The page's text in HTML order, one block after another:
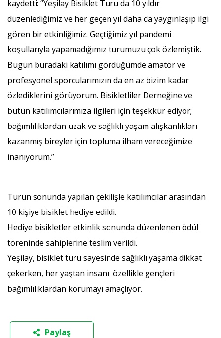
kaydetti: “Yeşilay Bisiklet Turu da 10 yıldır
düzenlediğimiz ve her geçen yıl daha da yaygınlaşıp ilgi
gören bir etkinliğimiz. Geçtiğimiz yıl pandemi
koşullarıyla yapamadığımız turumuzu çok özlemiştik.
Bugün buradaki katılımı gördüğümde amatör ve
profesyonel sporcularımızın da en az bizim kadar
özlediklerini görüyorum. Bisikletliler Derneğine ve
bütün katılımcılarımıza ilgileri için teşekkür ediyor;
bağımlılıklardan uzak ve sağlıklı yaşam alışkanlıkları
kazanmış bireyler için topluma ilham vereceğimize
inanıyorum.”
Turun sonunda yapılan çekilişle katılımcılar arasından
10 kişiye bisiklet hediye edildi.
Hediye bisikletler etkinlik sonunda düzenlenen ödül
töreninde sahiplerine teslim verildi.
Yeşilay, bisiklet turu sayesinde sağlıklı yaşama dikkat
çekerken, her yaştan insanı, özellikle gençleri
bağımlılıklardan korumayı amaçlıyor.
Paylaş